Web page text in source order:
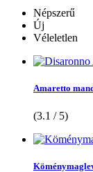
Népszerű
Új
Véleletlen
Amaretto
(3.1 / 5)